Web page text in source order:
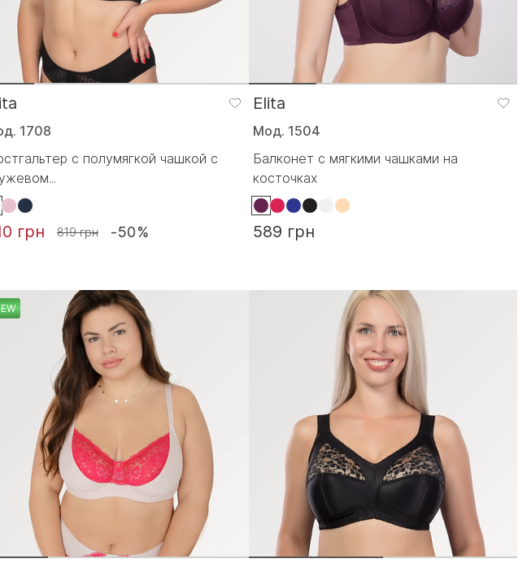
1708
с полумягкой чашкой с
грн 819 грн -50%
Elita
Мод. 1504
Балконет с мягкими чашками на
косточках
589 грн